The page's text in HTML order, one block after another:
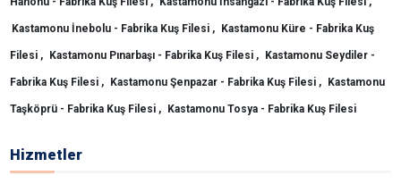
Kastamonu İnebolu - Fabrika Kuş Filesi , Kastamonu Küre - Fabrika Kuş
Filesi , Kastamonu Pınarbaşı - Fabrika Kuş Filesi , Kastamonu Seydiler -
Fabrika Kuş Filesi , Kastamonu Şenpazar - Fabrika Kuş Filesi , Kastamonu
Taşköprü - Fabrika Kuş Filesi , Kastamonu Tosya - Fabrika Kuş Filesi
Hizmetler